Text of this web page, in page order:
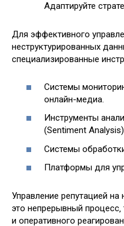
Адаптируйте
Для эффективного
неструктурированных
специализированные
Системы
онлайн-медиа.
Инструменты
(Sentiment
Системы
Платформы для
Управление репутацией
это непрерывный
и оперативного